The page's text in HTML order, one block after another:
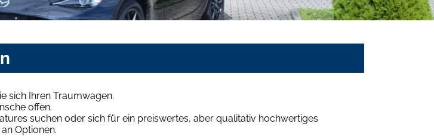
sich Ihren Traumwagen.
offen.
suchen oder sich für ein preiswertes, aber qualitativ hochwertiges
Optionen.